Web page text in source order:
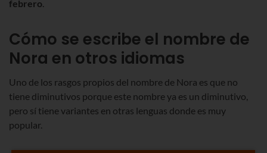
febrero.
Cómo se escribe el nombre de
Nora en otros idiomas
Uno de los rasgos propios del nombre de Nora es que no
tiene diminutivos porque este nombre ya es un diminutivo,
pero sí tiene variantes en otras lenguas donde es muy
popular.